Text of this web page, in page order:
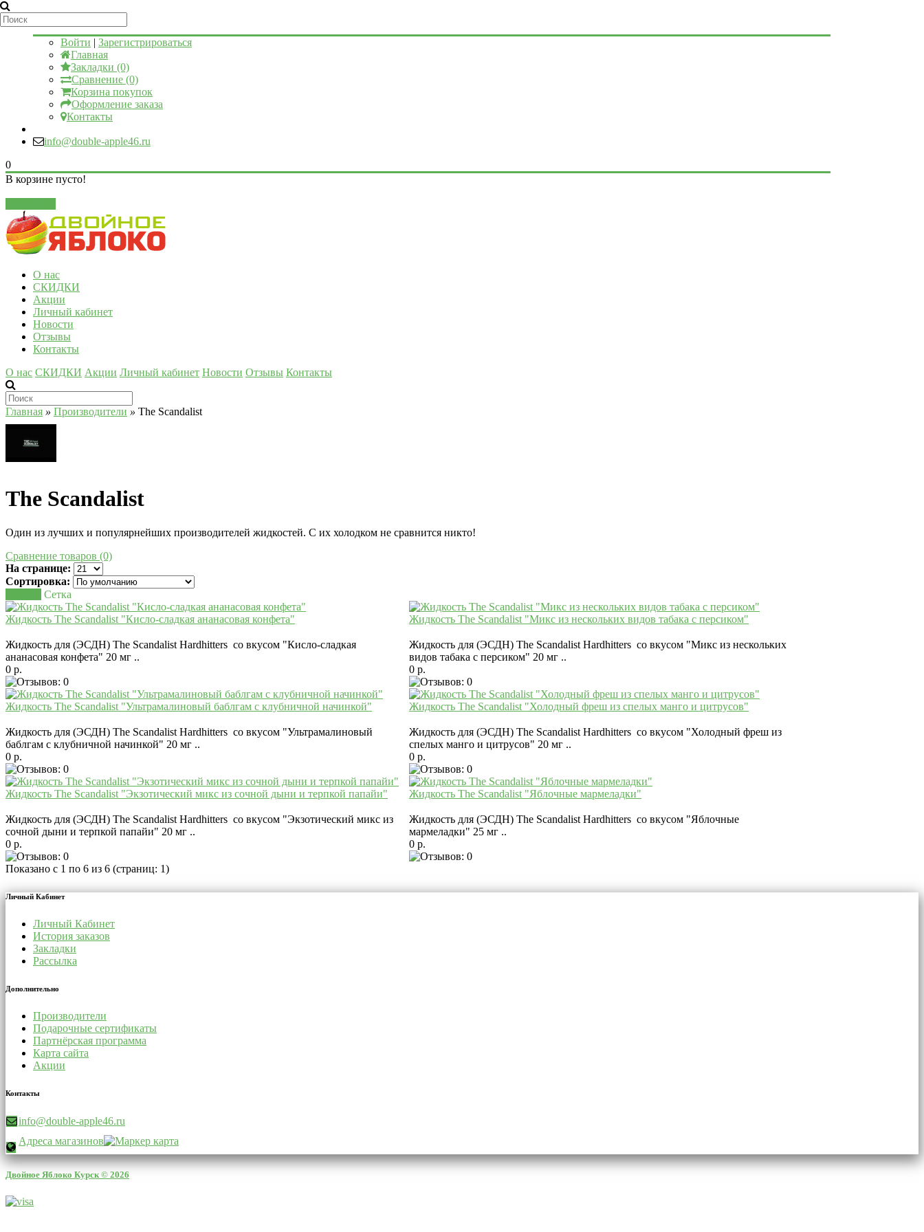
Мой аккаунт
Войти | Зарегистрироваться
Главная
Закладки (0)
Сравнение (0)
Корзина покупок
Оформление заказа
Контакты
info@double-apple46.ru
0
В корзине пусто!
О нас
СКИДКИ
Акции
Личный кабинет
Новости
Отзывы
Контакты
О нас СКИДКИ Акции Личный кабинет Новости Отзывы Контакты
Главная » Производители » The Scandalist
The Scandalist
Один из лучших и популярнейших производителей жидкостей. С их холодком не сравнится никто!
Сравнение товаров (0)
На странице:
Сортировка:
Сетка
Жидкость The Scandalist "Кисло-сладкая ананасовая конфета"
Жидкость для (ЭСДН) The Scandalist Hardhitters со вкусом "Кисло-сладкая
ананасовая конфета" 20 мг ..
0 р.
Жидкость The Scandalist "Микс из нескольких видов табака с персиком"
Жидкость для (ЭСДН) The Scandalist Hardhitters со вкусом "Микс из нескольких
видов табака с персиком" 20 мг ..
0 р.
Жидкость The Scandalist "Ультрамалиновый баблгам с клубничной начинкой"
Жидкость для (ЭСДН) The Scandalist Hardhitters со вкусом "Ультрамалиновый
баблгам с клубничной начинкой" 20 мг ..
0 р.
Жидкость The Scandalist "Холодный фреш из спелых манго и цитрусов"
Жидкость для (ЭСДН) The Scandalist Hardhitters со вкусом "Холодный фреш из
спелых манго и цитрусов" 20 мг ..
0 р.
Жидкость The Scandalist "Экзотический микс из сочной дыни и терпкой папайи"
Жидкость для (ЭСДН) The Scandalist Hardhitters со вкусом "Экзотический микс из
сочной дыни и терпкой папайи" 20 мг ..
0 р.
Жидкость The Scandalist "Яблочные мармеладки"
Жидкость для (ЭСДН) The Scandalist Hardhitters со вкусом "Яблочные
мармеладки" 25 мг ..
0 р.
Показано с 1 по 6 из 6 (страниц: 1)
Личный Кабинет
Личный Кабинет
История заказов
Закладки
Рассылка
Дополнительно
Производители
Подарочные сертификаты
Партнёрская программа
Карта сайта
Акции
Контакты
info@double-apple46.ru
Адреса магазинов
Двойное Яблоко Курск © 2026